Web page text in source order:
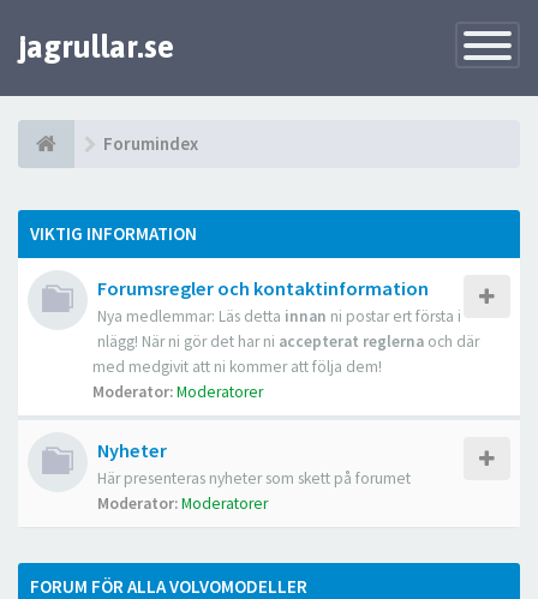
Toggle
jagrullar.se
Forumindex
VIKTIG INFORMATION
Forumsregler och kontaktinformation
Nya medlemmar: Läs detta innan ni postar ert första i
nlägg! När ni gör det har ni accepterat reglerna och där
med medgivit att ni kommer att följa dem!
Moderator:Moderatorer
Nyheter
Här presenteras nyheter som skett på forumet
Moderator:Moderatorer
FORUM FÖR ALLA VOLVOMODELLER